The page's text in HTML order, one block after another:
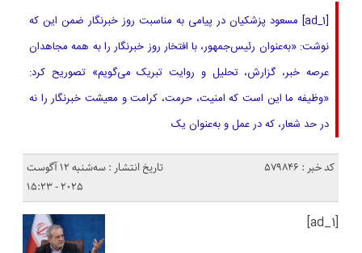
[ad_1] مسعود پزشکیان در پیامی به مناسبت روز خبرنگار ضمن این که
نوشت: «به‌عنوان رئیس‌جمهور، با افتخار روز خبرنگار را به همه مجاهدان
عرصه خبر، گزارش، تحلیل و روایت تبریک می‌گویم» تصوریح کرد:
«وظیفه ما این است که امنیت، حرمت، کرامت و معیشت خبرنگار را نه
در حد شعار، که در عمل و به‌عنوان یک
کد خبر : 579846
تاریخ انتشار : سه‌شنبه 12 آگوست
2025 - 15:23
[ad_1]